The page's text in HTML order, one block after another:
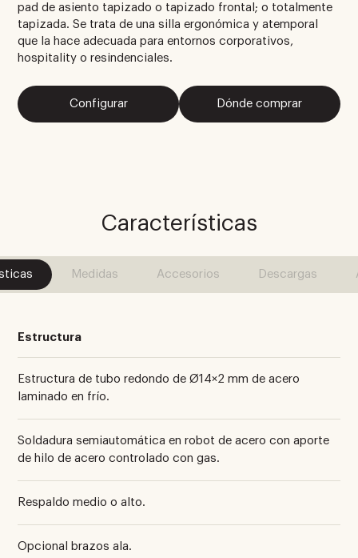
pad de asiento tapizado o tapizado frontal; o totalmente
tapizada. Se trata de una silla ergonómica y atemporal
que la hace adecuada para entornos corporativos,
hospitality o resindenciales.
Configurar Dónde comprar
Características
Medidas Accesorios Descargas
Estructura
Estructura de tubo redondo de Ø14×2 mm de acero
laminado en frío.
Soldadura semiautomática en robot de acero con aporte
de hilo de acero controlado con gas.
Respaldo medio o alto.
Opcional brazos ala.